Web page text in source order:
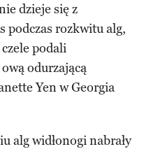
dzieje się z
podczas rozkwitu alg,
podali
odurzającą
Yen w Georgia
alg widłonogi nabrały